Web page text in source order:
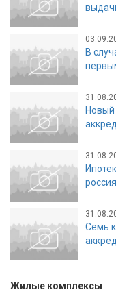
В
Семь
Жилые комплексы